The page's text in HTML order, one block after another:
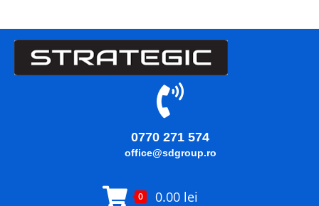
0770 271 574
office@sdgroup.ro
0 0.00 lei